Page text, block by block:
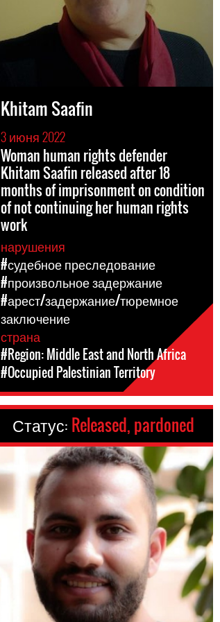
Khitam Saafin
3 июня 2022
Woman human rights defender
Khitam Saafin released after 18
months of imprisonment on condition
of not continuing her human rights
work
нарушения
#судебное преследование
#произвольное задержание
#арест/задержание/тюремное
заключение
страна
#Region: Middle East and North Africa
#Occupied Palestinian Territory
Статус: Released, pardoned